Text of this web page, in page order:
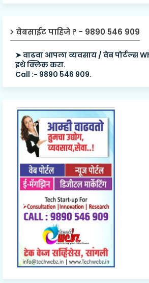
वेबसाईट पाहिजे ? - 9890 546 909
➤ वाढवा आपला व्यवसाय / वेब पोर्टल्स
इथे क्लिक करा.
Call :- 9890 546 909.